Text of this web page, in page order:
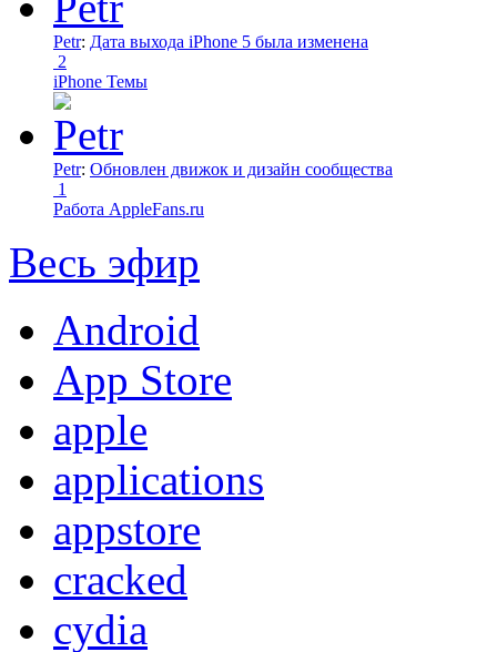
Petr: Дата выхода iPhone 5 была изменена
2
iPhone Темы
Petr: Обновлен движок и дизайн сообщества
1
Работа AppleFans.ru
Весь эфир
Android
App Store
apple
applications
appstore
cracked
cydia